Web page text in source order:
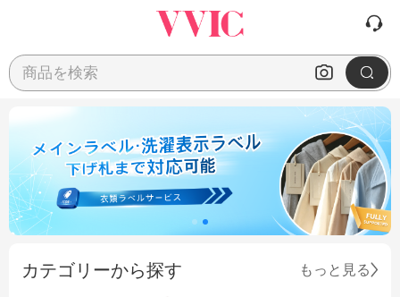
商品を検索
カテゴリーから探す もっと見る